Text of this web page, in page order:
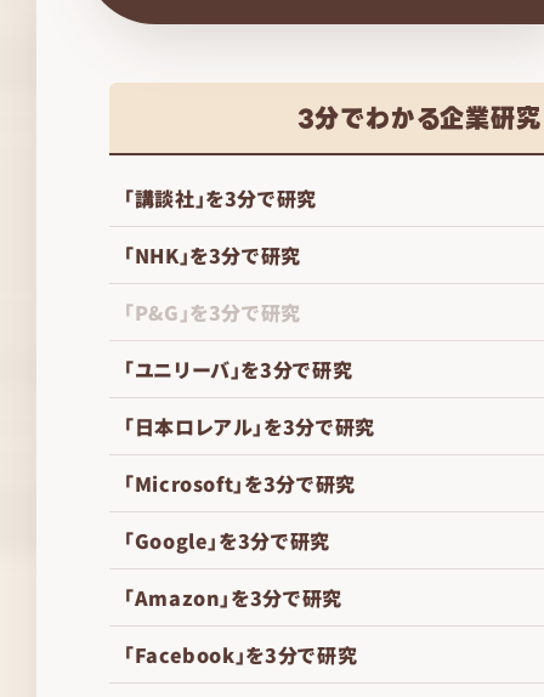
3分でわかる企業研究
「講談社」を3分で研究
「NHK」を3分で研究
「P&G」を3分で研究
「ユニリーバ」を3分で研究
「日本ロレアル」を3分で研究
「Microsoft」を3分で研究
「Google」を3分で研究
「Amazon」を3分で研究
「Facebook」を3分で研究